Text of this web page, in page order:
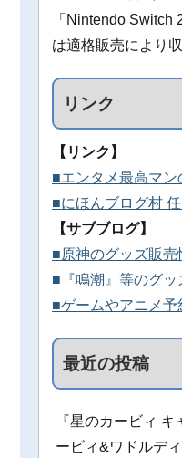
「Nintendo Switch
は適格販売により
リンク
【リンク】
■エンタメ最高マ
■にほんブログ村
【サブブログ】
■原神のグッズ販売
■『鳴潮』等のグッ
■ゲームやアニメ予
最近の投稿
『星のカービィ
ービィ&ワドルデ